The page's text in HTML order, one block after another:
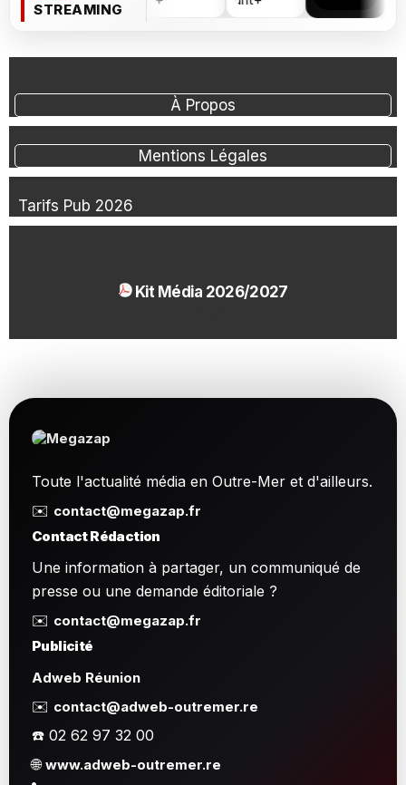
STREAMING
À Propos
Mentions Légales
Tarifs Pub 2026
Kit Média 2026/2027
Toute l'actualité média en Outre-Mer et d'ailleurs.
✉️ contact@megazap.fr
Contact Rédaction
Une information à partager, un communiqué de
presse ou une demande éditoriale ?
✉️ contact@megazap.fr
Publicité
Adweb Réunion
✉️ contact@adweb-outremer.re
☎️ 02 62 97 32 00
🌐www.adweb-outremer.re